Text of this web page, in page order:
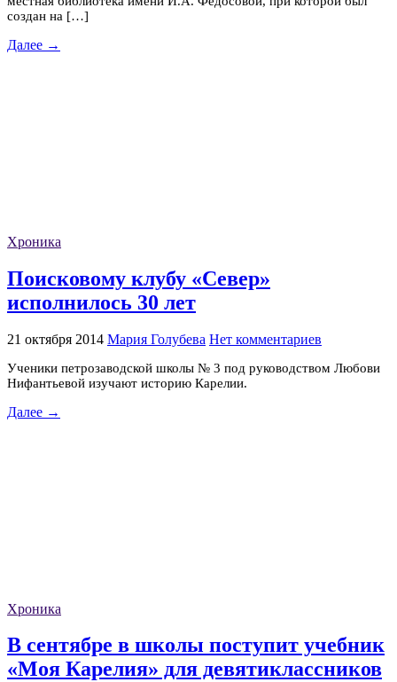
создан на […]
Далее →
Хроника
Поисковому клубу «Север»
исполнилось 30 лет
21 октября 2014 Мария Голубева Нет комментариев
Ученики петрозаводской школы № 3 под руководством Любови
Нифантьевой изучают историю Карелии.
Далее →
Хроника
В сентябре в школы поступит учебник
«Моя Карелия» для девятиклассников